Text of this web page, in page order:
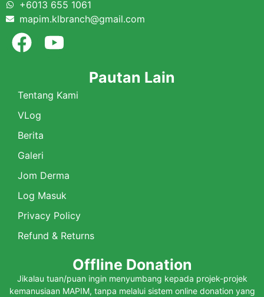
+6013 655 1061
mapim.klbranch@gmail.com
Pautan Lain
Tentang Kami
VLog
Berita
Galeri
Jom Derma
Log Masuk
Privacy Policy
Refund & Returns
Offline Donation
Jikalau tuan/puan ingin menyumbang kepada projek-projek
kemanusiaan MAPIM, tanpa melalui sistem online donation yang